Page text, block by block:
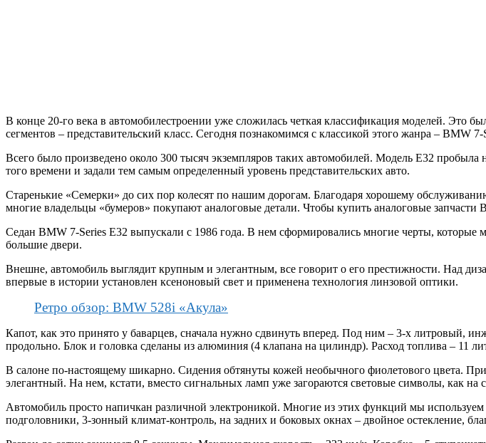
В конце 20-го века в автомобилестроении уже сложилась четкая классификация моделей. Это
сегментов – представительский класс. Сегодня познакомимся с классикой этого жанра – BMW 7-
Всего было произведено около 300 тысяч экземпляров таких автомобилей. Модель E32
того времени и задали тем самым определенный уровень представительских авто.
Старенькие «Семерки» до сих пор колесят по нашим дорогам. Благодаря хорошему
многие владельцы «бумеров» покупают аналоговые детали. Чтобы купить аналоговые запчасти
Седан BMW 7-Series E32 выпускали с 1986 года. В нем сформировались многие черты,
большие двери.
Внешне, автомобиль выглядит крупным и элегантным, все говорит о его престижности. Над
впервые в истории установлен ксеноновый свет и применена технология линзовой оптики.
Ретро обзор: BMW 528i «Акула»
Капот, как это принято у баварцев, сначала нужно сдвинуть вперед. Под ним – 3-х литровый,
продольно. Блок и головка сделаны из алюминия (4 клапана на цилиндр). Расход топлива – 11
В салоне по-настоящему шикарно. Сидения обтянуты кожей необычного фиолетового цвета.
элегантный. На нем, кстати, вместо сигнальных ламп уже загораются световые символы, как на
Автомобиль просто напичкан различной электроникой. Многие из этих функций мы
подголовники, 3-зонный климат-контроль, на задних и боковых окнах – двойное остекление,